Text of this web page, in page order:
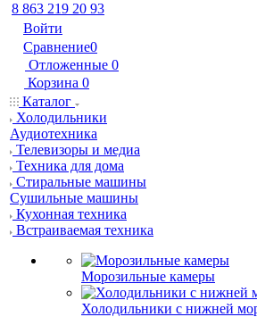
8 863 219 20 93
Войти
Сравнение0
Отложенные 0
Корзина 0
Каталог
Холодильники
Аудиотехника
Телевизоры и медиа
Техника для дома
Стиральные машины
Сушильные машины
Кухонная техника
Встраиваемая техника
Морозильные камеры
Холодильники с нижней